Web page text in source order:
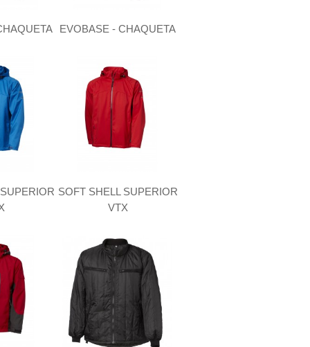
EVOBASE - CHAQUETA
SOFT SHELL SUPERIOR
VTX